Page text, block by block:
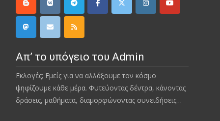
Απ’ το υπόγειο του Admin
Εκλογές; Εμείς για να αλλάξουμε τον κόσμο
ψηφίζουμε κάθε μέρα. Φυτεύοντας δέντρα, κάνοντας
δράσεις, μαθήματα, διαμορφώνοντας συνειδήσεις…